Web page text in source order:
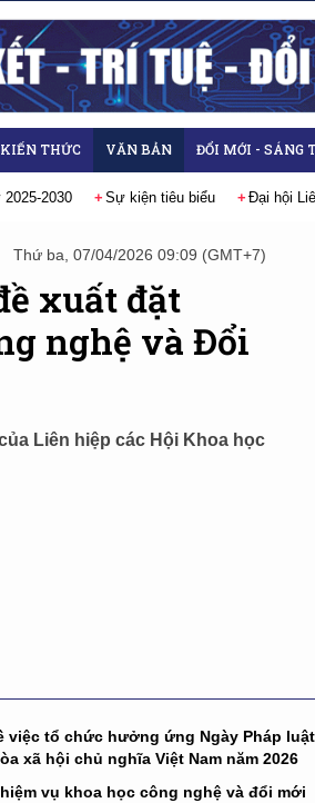
THỨC VĂN BẢN ĐỔI MỚI - SÁNG
2030 Sự kiện tiêu biểu Đại hội
Thứ ba, 07/04/2026 09:09 (GMT+7)
xuất đặt
nghệ và Đổi
Liên hiệp các Hội Khoa học
việc tổ chức hưởng ứng Ngày Pháp luật
xã hội chủ nghĩa Việt Nam năm 2026
vụ khoa học công nghệ và đổi mới